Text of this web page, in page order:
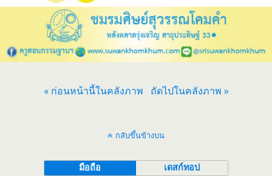
« ก่อนหน้านี้ในคลังภาพ ถัดไปในคลังภาพ »
กลับขึ้นข้างบน
มือถือ เดสก์ทอป